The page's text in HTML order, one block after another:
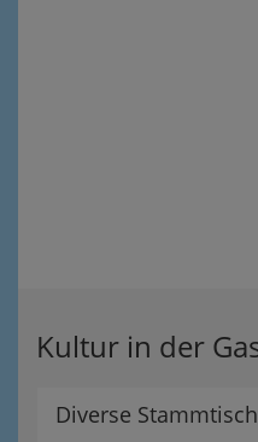
Kultur in der
Diverse